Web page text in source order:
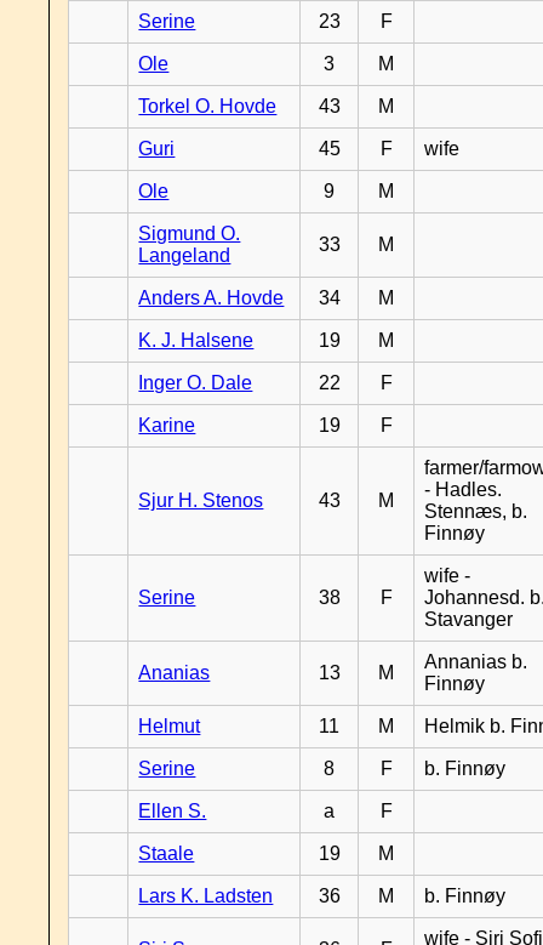
Serine 23 F
Ole 3 M
Torkel O. Hovde 43 M
Guri 45 F wife
Ole 9 M
Sigmund O.
Langeland
33 M
Anders A. Hovde 34 M
K. J. Halsene 19 M
Inger O. Dale 22 F
Karine 19 F
Sjur H. Stenos 43 M
farmer/
- Hadles.
Stennæs, b.
Finnøy
Serine 38 F
wife -
Johannesd.
Stavanger
Ananias 13 M
Annanias b.
Finnøy
Helmut 11 M Helmik b.
Serine 8 F b. Finnøy
Ellen S. a F
Staale 19 M
Lars K. Ladsten 36 M b. Finnøy
wife - Siri